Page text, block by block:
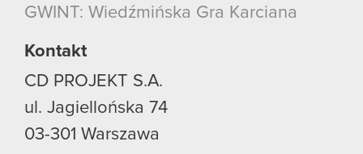
GWINT: Wiedźmińska Gra Karciana
Kontakt
CD PROJEKT S.A.
ul. Jagiellońska 74
03-301 Warszawa